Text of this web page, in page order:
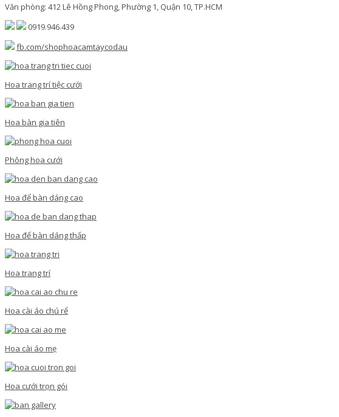
Văn phòng: 412 Lê Hồng Phong, Phường 1, Quận 10, TP.HCM
0919.946.439
fb.com/shophoacamtaycodau
Hoa trang trí tiệc cưới
Hoa bàn gia tiên
Phông hoa cưới
Hoa để bàn dáng cao
Hoa để bàn dáng thấp
Hoa trang trí
Hoa cài áo chú rể
Hoa cài áo mẹ
Hoa cưới trọn gói